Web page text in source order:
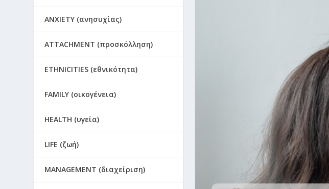
ANXIETY (ανησυχίας)
ATTACHMENT (προσκόλληση)
ETHNICITIES (εθνικότητα)
FAMILY (οικογένεια)
HEALTH (υγεία)
LIFE (ζωή)
MANAGEMENT (διαχείριση)